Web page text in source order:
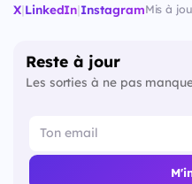
X|LinkedIn|InstagramMis à
Reste à jour
Les sorties à ne pas